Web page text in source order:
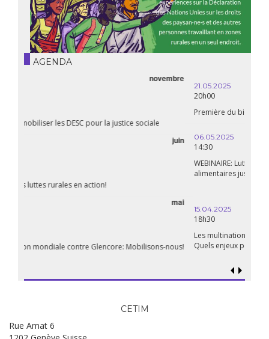
AGENDA
WEBINAIRE: Luttes rurales en action. Pour des systèmes
Les multinationales au coeur d’un nouvel âge de l’impérialisme.
Quels enjeux pour leur régulation ?
CETIM
Rue Amat 6
1202 Genève Suisse